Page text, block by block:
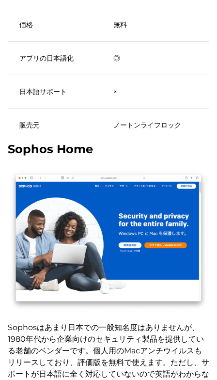
価格 無料
アプリの日本語化 ◎
日本語サポート ×
販売元 ノートンライフロック
Sophos Home
Sophosはあまり日本での一般知名度はありませんが、
1980年代から企業向けのセキュリティ製品を提供してい
る老舗のベンダーです。個人用のMacアンチウイルスも
リリースしており、評価版を無料で使えます。ただし、サ
ポートが日本語に全く対応していないので英語がわからな